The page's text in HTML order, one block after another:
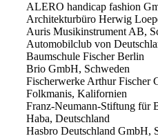
ALERO handicap fashion
Architekturbüro Herwig
Auris Musikinstrument AB,
Automobilclub von
Baumschule Fischer Berlin
Brio GmbH, Schweden
Fischerwerke Arthur Fischer
Folkmanis, Kalifornien
Franz-Neumann-Stiftung für
Haba, Deutschland
Hasbro Deutschland GmbH,